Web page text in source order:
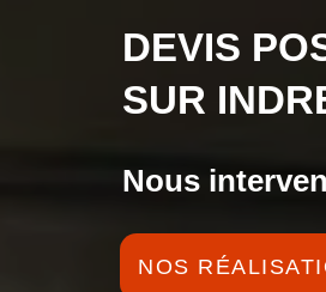
DEVIS
SUR
Nous
NOS